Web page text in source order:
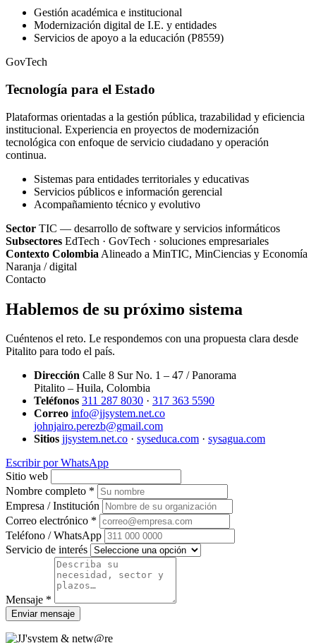
Gestión académica e institucional
Modernización digital de I.E. y entidades
Servicios de apoyo a la educación (P8559)
GovTech
Tecnología para el Estado
Plataformas orientadas a la gestión pública, trazabilidad y eficiencia
institucional. Experiencia en proyectos de modernización
tecnológica con enfoque de servicio ciudadano y operación
continua.
Sistemas para entidades territoriales y educativas
Servicios públicos e información gerencial
Acompañamiento técnico y evolutivo
Sector TIC — desarrollo de software y servicios informáticos
Subsectores EdTech · GovTech · soluciones empresariales
Contexto Colombia Alineado a MinTIC, MinCiencias y Economía
Naranja / digital
Contacto
Hablemos de su próximo sistema
Cuéntenos el reto. Le respondemos con una propuesta clara desde
Pitalito para todo el país.
Dirección Calle 8 Sur No. 1 – 47 / Panorama
Pitalito – Huila, Colombia
Teléfonos 311 287 8030 · 317 363 5590
Correo info@jjsystem.net.co
johnjairo.perezb@gmail.com
Sitios jjsystem.net.co · syseduca.com · sysagua.com
Escribir por WhatsApp
Sitio web
Nombre completo *
Empresa / Institución
Correo electrónico *
Teléfono / WhatsApp
Servicio de interés
Mensaje *
Enviar mensaje